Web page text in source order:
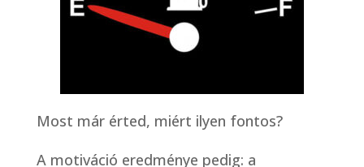
Most már érted, miért ilyen fontos?
A motiváció eredménye pedig: a